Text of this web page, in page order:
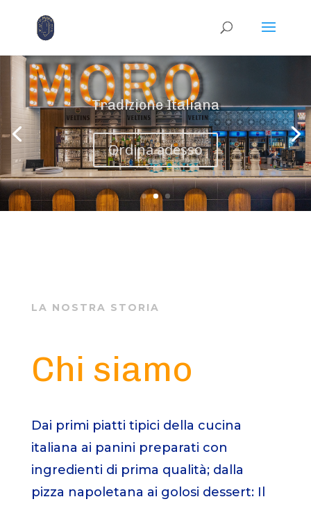
Tradizione Italiana
Prenota il tuo tavolo
LA NOSTRA STORIA
Chi siamo
Dai primi piatti tipici della cucina
italiana ai panini preparati con
ingredienti di prima qualità; dalla
pizza napoletana ai golosi dessert: Il